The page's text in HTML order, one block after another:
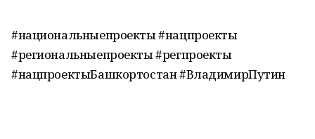
#национальныепроекты #нацпроекты
#региональныепроекты #регпроекты
#нацпроектыБашкортостан #ВладимирПутин